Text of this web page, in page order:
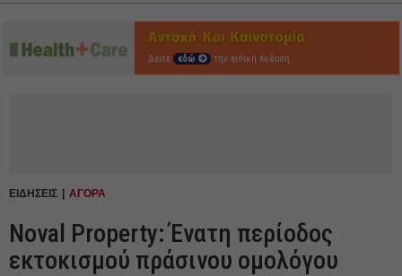
Δείτε εδώ την ειδική έκδοση
ΕΙΔΗΣΕΙΣ ΑΓΟΡΑ
Noval Property: Ένατη περίοδος
εκτοκισμού πράσινου ομολόγου